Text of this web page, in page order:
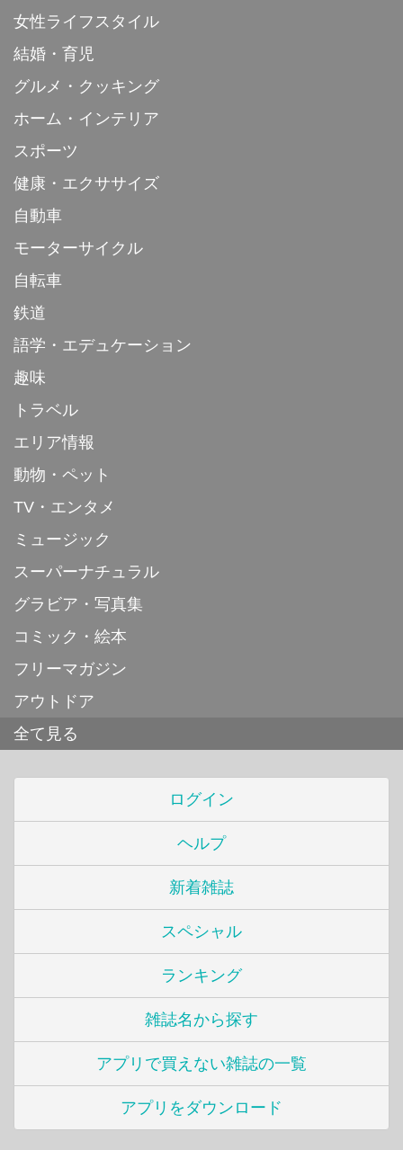
女性ライフスタイル
結婚・育児
グルメ・クッキング
ホーム・インテリア
スポーツ
健康・エクササイズ
自動車
モーターサイクル
自転車
鉄道
語学・エデュケーション
趣味
トラベル
エリア情報
動物・ペット
TV・エンタメ
ミュージック
スーパーナチュラル
グラビア・写真集
コミック・絵本
フリーマガジン
アウトドア
全て見る
ログイン
ヘルプ
新着雑誌
スペシャル
ランキング
雑誌名から探す
アプリで買えない雑誌の一覧
アプリをダウンロード